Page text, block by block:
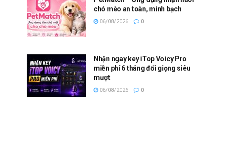
chó mèo an toàn, minh bạch
06/08/2026 0
Nhận ngay key iTop Voicy Pro
miễn phí 6 tháng đổi giọng siêu
mượt
06/08/2026 0